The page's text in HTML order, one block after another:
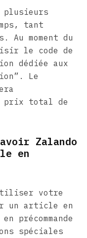
tant
Au moment du
le code de
dédiée aux
Le
prix total de
Zalando
en
utiliser votre
un article en
précommande
spéciales